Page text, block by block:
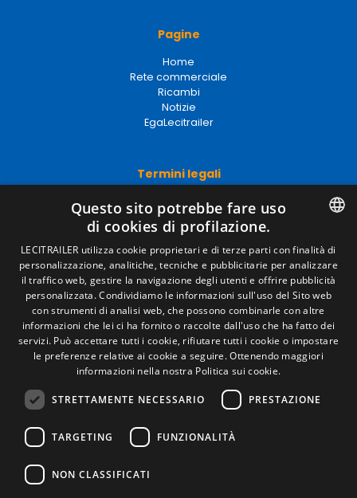
Rete commerciale
Ricambi
Notizie
EgaLecitrailer
Avviso legale
Politiche sulla privacy
Politica sui cookie
Condizioni generali di vendita
Gestire i cookie
Contatto
Camino de los Huertos, S/N. Apdo 100 .
50620 - Casetas (Zaragoza) Spagna
+(34) 976 462 121
SPANISH
ENGLISH
ITALIAN
PORTUGUESE
Questo sito potrebbe fare uso
di cookies di profilazione.
LECITRAILER utilizza cookie proprietari e di terze parti con finalità di
personalizzazione, analitiche, tecniche e pubblicitarie per analizzare
il traffico web, gestire la navigazione degli utenti e offrire pubblicità
personalizzata. Condividiamo le informazioni sull'uso del Sito web
con strumenti di analisi web, che possono combinarle con altre
informazioni che lei ci ha fornito o raccolte dall'uso che ha fatto dei
servizi. Può accettare tutti i cookie, rifiutare tutti i cookie o impostare
le preferenze relative ai cookie a seguire. Ottenendo maggiori
informazioni nella nostra Politica sui cookie.
STRETTAMENTE NECESSARIO PRESTAZIONE
TARGETING FUNZIONALITÀ
NON CLASSIFICATI